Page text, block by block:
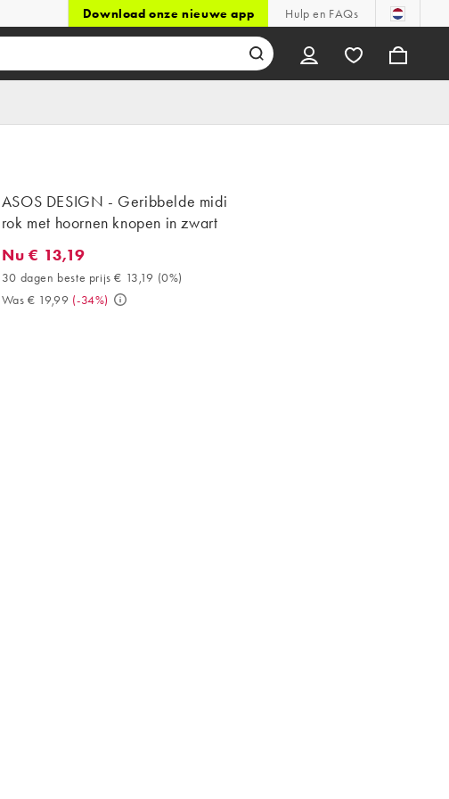
Download onze nieuwe app Hulp en FAQs
ASOS DESIGN - Geribbelde midi
rok met hoornen knopen in zwart
Nu € 13,19. 30 dagen beste prijs € 13,19 (0%). Was € 19,99. (-34%)
Nu € 13,19
30 dagen beste prijs € 13,19 (0%)
Was € 19,99 (-34%)